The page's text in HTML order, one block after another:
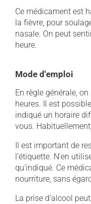
Ce médicament est
la fièvre, pour
nasale. On peut
heure.
Mode d'emploi
En règle générale,
heures. Il est
indiqué un horaire
vous.
Il est important de
l'étiquette. N'en
qu'indiqué. Ce
nourriture, sans
La prise d'alcool